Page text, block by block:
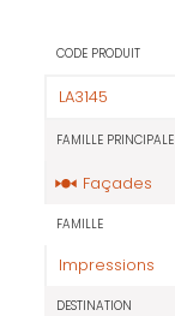
CODE PRODUIT
LA3145
FAMILLE PRINCIPALE
Façades
FAMILLE
Impressions
DESTINATION